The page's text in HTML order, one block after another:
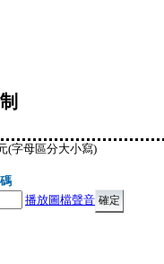
(字母區分大小寫)
播放圖檔聲音